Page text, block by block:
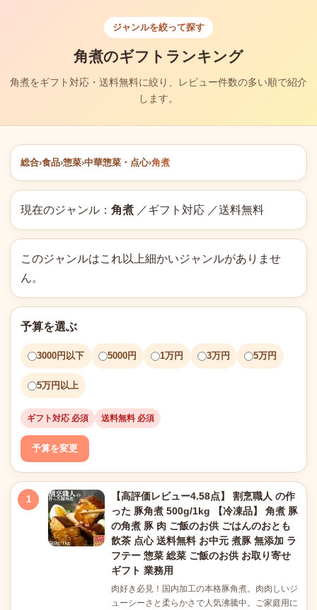
ジャンルを絞って探す
角煮のギフトランキング
角煮をギフト対応・送料無料に絞り、レビュー件数の多い順で紹介
します。
総合›食品›惣菜›中華惣菜・点心›角煮
現在のジャンル： 角煮 ／ギフト対応 ／送料無料
このジャンルはこれ以上細かいジャンルがありませ
ん。
予算を選ぶ
3000円以下 5000円 1万円 3万円 5万円
5万円以上
ギフト対応 必須 送料無料 必須
予算を変更
1
【高評価レビュー4.58点】 割烹職人 の作
った 豚角煮 500g/1kg 【冷凍品】 角煮 豚
の角煮 豚 肉 ご飯のお供 ごはんのおとも
飲茶 点心 送料無料 お中元 煮豚 無添加 ラ
フテー 惣菜 総菜 ご飯のお供 お取り寄せ
ギフト 業務用
肉好き必見！国内加工の本格豚角煮。肉肉しいジ
ューシーさと柔らかさで人気沸騰中。ご家庭用に